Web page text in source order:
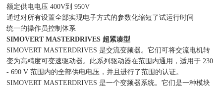
额定供电电压 400V到 950V
通过对所有设置全部实现电子方式的参数化缩短了试运行时间
统一的操作员控制体系
SIMOVERT MASTERDRIVES 超紧凑型
SIMOVERT MASTERDRIVES 是交流变频器。它们可将交流电机转
变为高精度可变速驱动器。此系列驱动器在范围内通用，适用于 230
- 690 V 范围内的全部供电电压，并且进行了范围的认证。
SIMOVERT MASTERDRIVES 是一个变频器系统。它们是一种模块